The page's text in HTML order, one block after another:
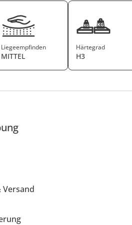
Liegeempfinden
MITTEL
Härtegrad
H3
Versand